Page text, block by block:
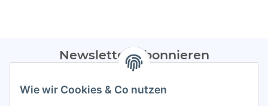
Newsletter Abonnieren
Bitte sendet mir entsprechend eurer
regelmäßig Infos zu euren Aktionen per E-Mail zu.
Wie wir Cookies & Co nutzen